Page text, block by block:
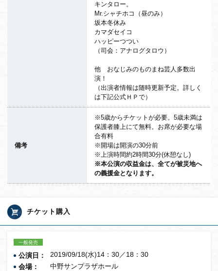
キンタロー。
Mr.シャチホコ（昼のみ）
坂本冬休み
カマダセイコ
ハッピーつつい
（司会：アナログタロウ）
他 おなじみのものまね芸人多数出
演！
（出演者情報は随時更新予定。詳しく
は下記公式ＨＰで）
備考
※5歳からチケットが必要。5歳未満は
保護者膝上にて無料。お席が必要な場
合有料
※開場は開演の30分前
※上演時間約2時間30分(休憩なし)
※本公演の収益金は、全てが被災地へ
の義援金となります。
チケット購入
一般発売
公演日：
2019/09/18(水)14：30／18：30
会場：
中野サンプラザホール